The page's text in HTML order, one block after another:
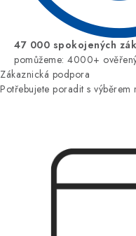
47 000 spokojených
pomůžeme: 4000+
Zákaznická podpora
Potřebujete poradit s